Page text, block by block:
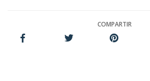
COMPARTIR